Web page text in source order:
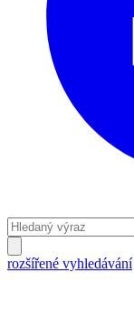
rozšířené vyhledávání